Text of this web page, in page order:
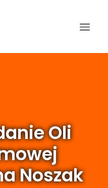
Oli
Noszak